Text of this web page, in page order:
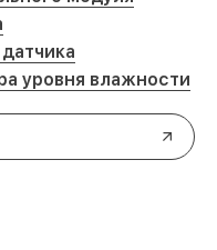
уровня влажности